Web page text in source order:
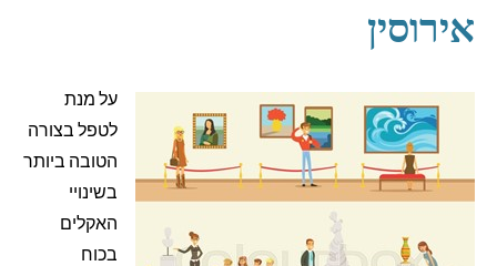
אירוסין
על מנת
לטפל בצורה
הטובה ביותר
בשינויי
האקלים
בכוח